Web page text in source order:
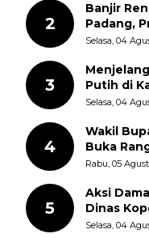
2
Banjir
Padang,
Selasa, 04
3
Putih di
Disorot
Selasa, 04
4
Wakil
Buka
Rabu, 05
5
Aksi
Dinas
dan
Selasa, 04